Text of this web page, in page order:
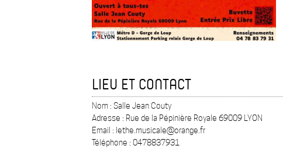
LIEU ET CONTACT
Nom : Salle Jean Couty
Adresse : Rue de la Pépinière Royale 69009 LYON
Email : lethe.musicale@orange.fr
Téléphone : 0478837931